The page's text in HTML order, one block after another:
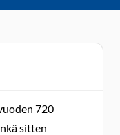
720
sitten